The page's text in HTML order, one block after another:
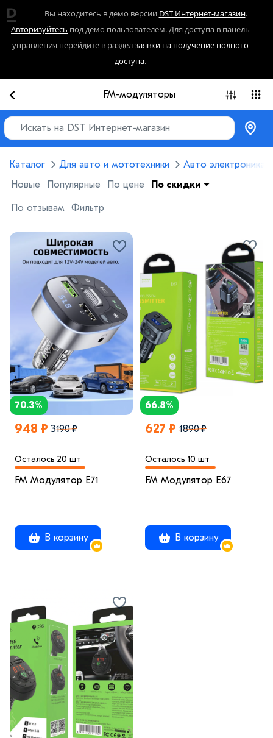
Вы находитесь в демо версии DST Интернет-магазин.
Авторизуйтесь под демо пользователем. Для доступа в панель
управления перейдите в разделзаявки на получение полного
доступа.
FM-модуляторы
Каталог Для авто и мототехники
Авто электроника
Новые
Популярные По цене По скидки
По отзывам Фильтр
70.3%
948 ₽ 3190 ₽
Осталось 20 шт
FM Модулятор E71
В корзину
66.8%
627 ₽ 1890 ₽
Осталось 10 шт
FM Модулятор E67
В корзину